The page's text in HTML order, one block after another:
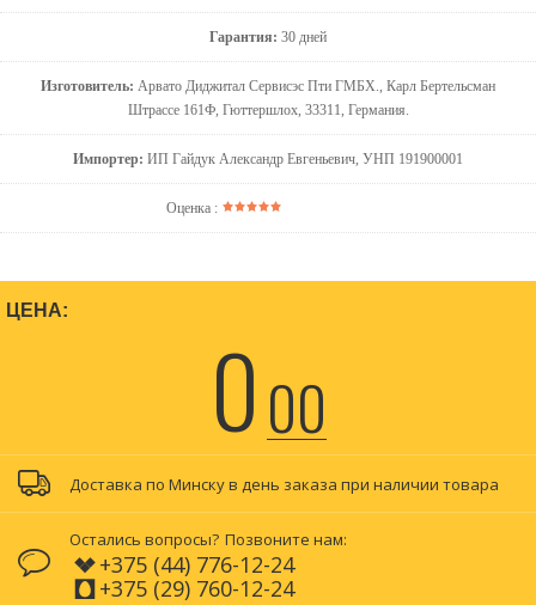
Гарантия: 30 дней
Изготовитель: Арвато Диджитал Сервисэс Пти ГМБХ., Карл Бертельсман
Штрассе 161Ф, Гюттершлох, 33311, Германия.
Импортер: ИП Гайдук Александр Евгеньевич, УНП 191900001
Оценка :
ЦЕНА:
000
Доставка по Минску в день заказа при наличии товара
Остались вопросы? Позвоните нам:
+375 (44) 776-12-24
+375 (29) 760-12-24